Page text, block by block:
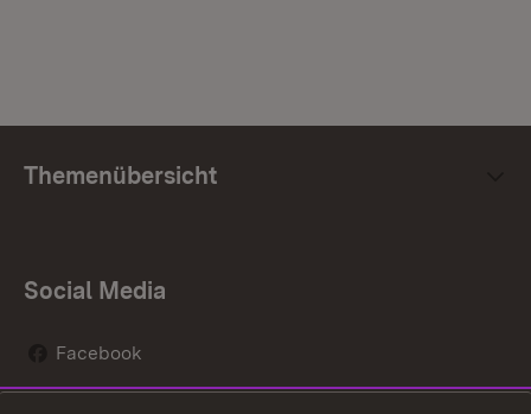
Themenübersicht
Social Media
Facebook